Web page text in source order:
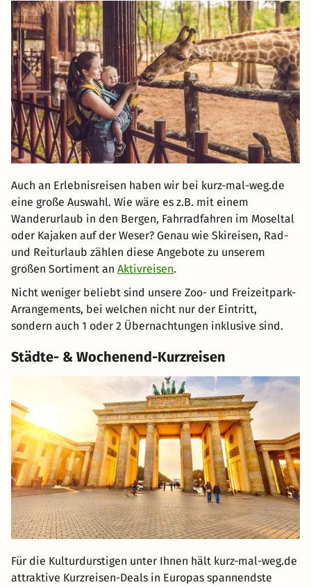
Auch an Erlebnisreisen haben wir bei kurz-mal-weg.de
eine große Auswahl. Wie wäre es z.B. mit einem
Wanderurlaub in den Bergen, Fahrradfahren im Moseltal
oder Kajaken auf der Weser? Genau wie Skireisen, Rad-
und Reiturlaub zählen diese Angebote zu unserem
großen Sortiment an Aktivreisen.
Nicht weniger beliebt sind unsere Zoo- und Freizeitpark-
Arrangements, bei welchen nicht nur der Eintritt,
sondern auch 1 oder 2 Übernachtungen inklusive sind.
Städte- & Wochenend-Kurzreisen
Für die Kulturdurstigen unter Ihnen hält kurz-mal-weg.de
attraktive Kurzreisen-Deals in Europas spannendste